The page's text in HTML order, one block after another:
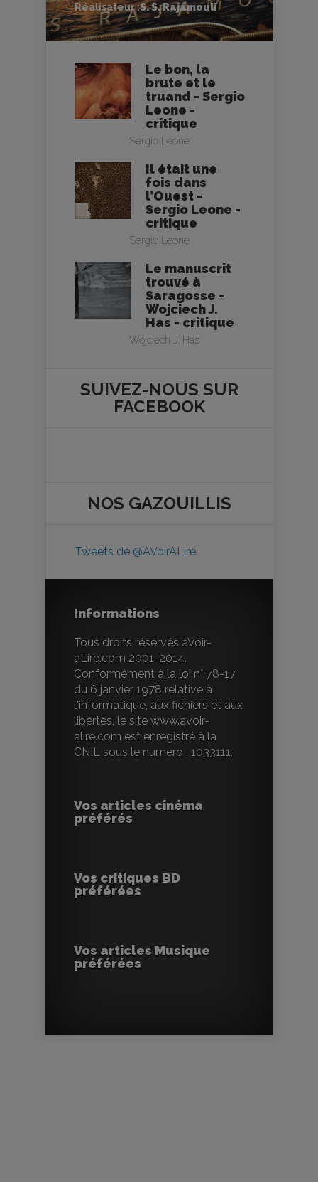
Réalisateur :S. S. Rajamouli
Le bon, la
brute et le
truand - Sergio
Leone -
critique
Sergio Leone
Il était une
fois dans
l’Ouest -
Sergio Leone -
critique
Sergio Leone
Le manuscrit
trouvé à
Saragosse -
Wojciech J.
Has - critique
Wojciech J. Has
SUIVEZ-NOUS SUR
FACEBOOK
NOS GAZOUILLIS
Tweets de @AVoirALire
Informations
Tous droits réservés aVoir-
aLire.com 2001-2014.
Conformément à la loi n° 78-17
du 6 janvier 1978 relative à
l'informatique, aux fichiers et aux
libertés, le site www.avoir-
alire.com est enregistré à la
CNIL sous le numéro : 1033111.
Vos articles cinéma
préférés
Vos critiques BD
préférées
Vos articles Musique
préférées